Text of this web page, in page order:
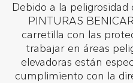
Debido a la
PINTURAS
carretilla con las
trabajar en áreas
elevadoras están
cumplimiento con la